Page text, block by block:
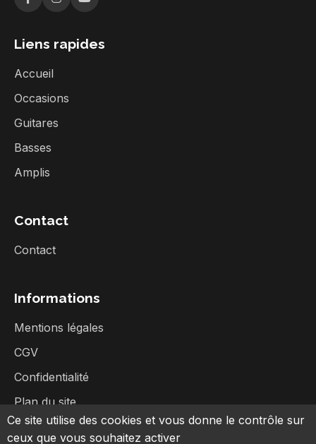
Liens rapides
Accueil
Occasions
Guitares
Basses
Amplis
Contact
Contact
Informations
Mentions légales
CGV
Confidentialité
Plan du site
Ce site utilise des cookies et vous donne le contrôle sur
ceux que vous souhaitez activer